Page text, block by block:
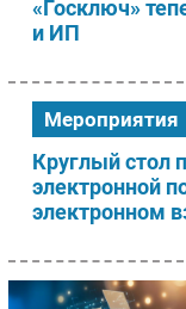
«Госключ»
и ИП
Мероприятия
Круглый стол
электронной
электронном